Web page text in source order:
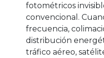
fotométricos
convencional.
frecuencia,
distribución
tráfico aéreo,